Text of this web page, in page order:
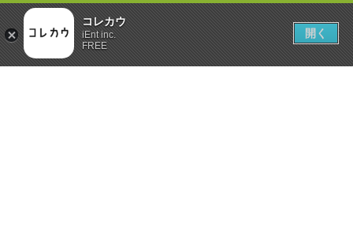
コレカウ
iEnt inc.
FREE
開く